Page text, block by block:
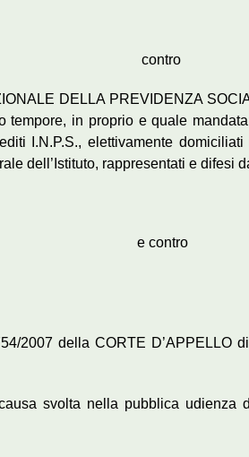
contro
DELLA PREVIDENZA
tempore, in proprio e quale
I.N.P.S., elettivamente
dell’Istituto, rappresentati e difesi
e contro
2007 della CORTE D’APPELLO
svolta nella pubblica udienza